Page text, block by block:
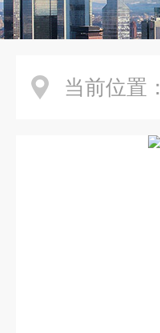
当前位置：